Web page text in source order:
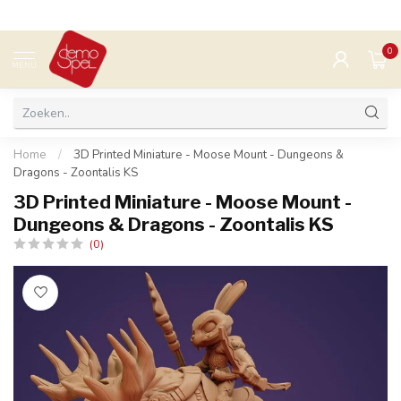
MENU
0
Home /
3D Printed Miniature - Moose Mount - Dungeons &
Dragons - Zoontalis KS
3D Printed Miniature - Moose Mount -
Dungeons & Dragons - Zoontalis KS
(0)